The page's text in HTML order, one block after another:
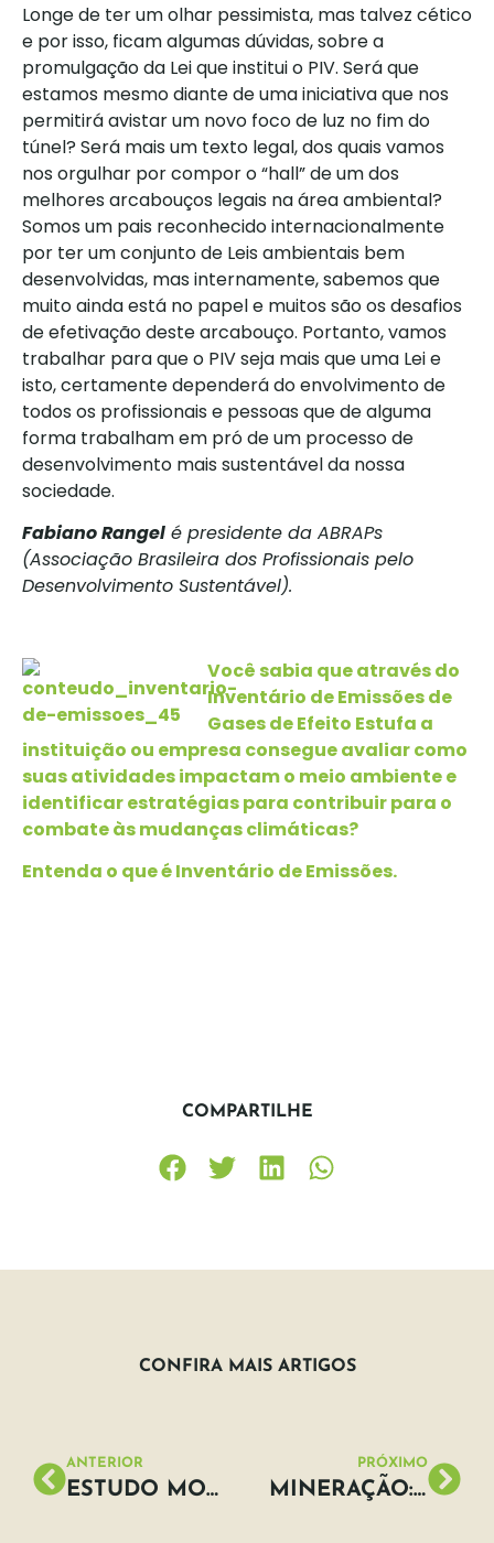
Longe de ter um olhar pessimista, mas talvez cético
e por isso, ficam algumas dúvidas, sobre a
promulgação da Lei que institui o PIV. Será que
estamos mesmo diante de uma iniciativa que nos
permitirá avistar um novo foco de luz no fim do
túnel? Será mais um texto legal, dos quais vamos
nos orgulhar por compor o “hall” de um dos
melhores arcabouços legais na área ambiental?
Somos um pais reconhecido internacionalmente
por ter um conjunto de Leis ambientais bem
desenvolvidas, mas internamente, sabemos que
muito ainda está no papel e muitos são os desafios
de efetivação deste arcabouço. Portanto, vamos
trabalhar para que o PIV seja mais que uma Lei e
isto, certamente dependerá do envolvimento de
todos os profissionais e pessoas que de alguma
forma trabalham em pró de um processo de
desenvolvimento mais sustentável da nossa
sociedade.
Fabiano Rangel é presidente da ABRAPs
(Associação Brasileira dos Profissionais pelo
Desenvolvimento Sustentável).
Você sabia que através do
Inventário de Emissões de
Gases de Efeito Estufa a
instituição ou empresa consegue avaliar como
suas atividades impactam o meio ambiente e
identificar estratégias para contribuir para o
combate às mudanças climáticas?
Entenda o que é Inventário de Emissões.
COMPARTILHE
CONFIRA MAIS ARTIGOS
ANTERIOR
ESTUDO MOSTRA QUE 250 EMPRESAS EMITEM UM TERÇO DO CO2 DO MUNDO
PRÓXIMO
MINERAÇÃO: GASTA MUITA ENERGIA E PREJUDICA O MEIO AMBIENTE